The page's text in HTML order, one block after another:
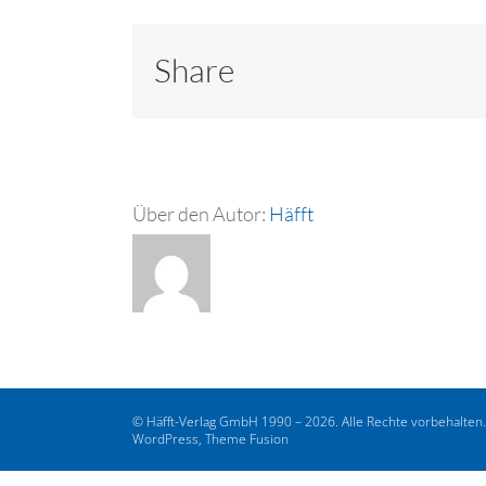
Share
Über den Autor: Häfft
© Häfft-Verlag GmbH 1990 – 2026. Alle Rechte vorbehalten.
WordPress, Theme Fusion